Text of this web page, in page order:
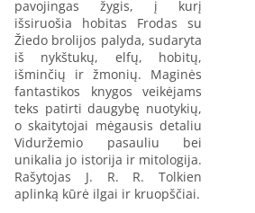
pavojingas žygis, į kurį
išsiruošia hobitas Frodas su
Žiedo brolijos palyda, sudaryta
iš nykštukų, elfų, hobitų,
išminčių ir žmonių. Maginės
fantastikos knygos veikėjams
teks patirti daugybę nuotykių,
o skaitytojai mėgausis detaliu
Viduržemio pasauliu bei
unikalia jo istorija ir mitologija.
Rašytojas J. R. R. Tolkien
aplinką kūrė ilgai ir kruopščiai.